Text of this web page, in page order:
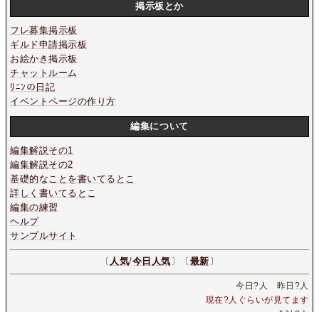
掲示板とか
フレ募集掲示板
ギルド申請掲示板
お絵かき掲示板
チャットルーム
ﾘﾆﾝの日記
イベントページの作り方
編集について
編集解説その1
編集解説その2
基礎的なことを書いてるとこ
詳しく書いてるとこ
編集の練習
ヘルプ
サンプルサイト
〔 人気/今日人気 〕〔 最新 〕
今日? 人 昨日 ?人
現在?人ぐらいが見てます